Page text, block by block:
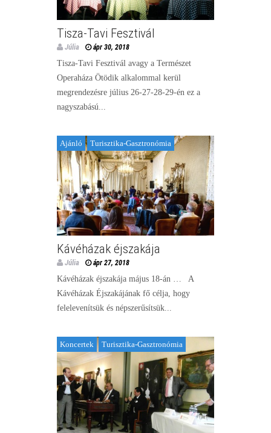
Tisza-Tavi Fesztivál
Júlia ápr 30, 2018
Tisza-Tavi Fesztivál avagy a Természet
Operaháza Ötödik alkalommal kerül
megrendezésre július 26-27-28-29-én ez a
nagyszabású...
Ajánló Turisztika-Gasztronómia
Kávéházak éjszakája
Júlia ápr 27, 2018
Kávéházak éjszakája május 18-án … A
Kávéházak Éjszakájának fő célja, hogy
felelevenítsük és népszerűsítsük...
Koncertek Turisztika-Gasztronómia